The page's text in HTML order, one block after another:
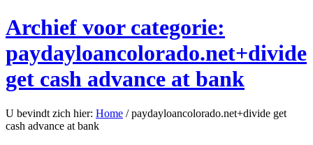
Archief voor categorie:
paydayloancolorado.net+divide
get cash advance at bank
U bevindt zich hier: Home / paydayloancolorado.net+divide get
cash advance at bank